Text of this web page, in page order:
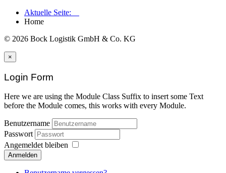
Aktuelle Seite:
Home
© 2026 Bock Logistik GmbH & Co. KG
×
Login Form
Here we are using the Module Class Suffix to insert some Text
before the Module comes, this works with every Module.
Benutzername
Passwort
Angemeldet bleiben
Anmelden